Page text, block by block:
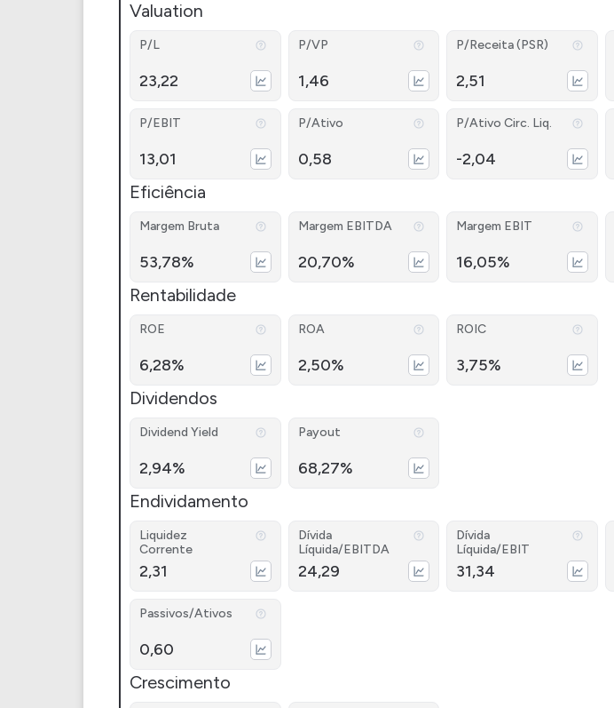
Valuation
P/L
23,22
P/VP
1,46
P/Receita (PSR)
2,51
P/EBIT
13,01
P/Ativo
0,58
P/Ativo Circ. Liq.
-2,04
Eficiência
Margem Bruta
53,78%
Margem EBITDA
20,70%
Margem EBIT
16,05%
Rentabilidade
ROE
6,28%
ROA
2,50%
ROIC
3,75%
Dividendos
Dividend Yield
2,94%
Payout
68,27%
Endividamento
Liquidez
Corrente
2,31
Dívida
Líquida/EBITDA
24,29
Dívida
Líquida/EBIT
31,34
Passivos/Ativos
0,60
Crescimento